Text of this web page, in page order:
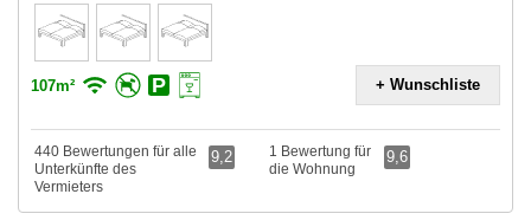
107m² + Wunschliste
440 Bewertungen für alle
Unterkünfte des
Vermieters
9,2
1 Bewertung für
die Wohnung
9,6